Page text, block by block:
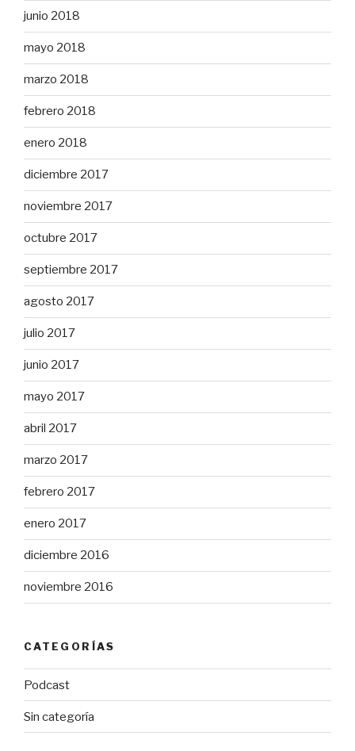
junio 2018
mayo 2018
marzo 2018
febrero 2018
enero 2018
diciembre 2017
noviembre 2017
octubre 2017
septiembre 2017
agosto 2017
julio 2017
junio 2017
mayo 2017
abril 2017
marzo 2017
febrero 2017
enero 2017
diciembre 2016
noviembre 2016
CATEGORÍAS
Podcast
Sin categoría